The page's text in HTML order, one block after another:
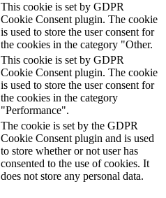
This cookie is set by GDPR
Cookie Consent plugin. The cookie
is used to store the user consent for
the cookies in the category "Other.
This cookie is set by GDPR
Cookie Consent plugin. The cookie
is used to store the user consent for
the cookies in the category
"Performance".
The cookie is set by the GDPR
Cookie Consent plugin and is used
to store whether or not user has
consented to the use of cookies. It
does not store any personal data.